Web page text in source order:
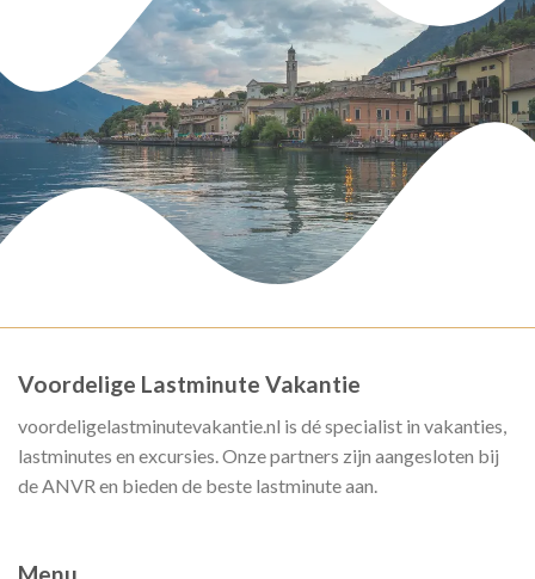
Voordelige Lastminute Vakantie
voordeligelastminutevakantie.nl is dé specialist in vakanties,
lastminutes en excursies. Onze partners zijn aangesloten bij
de ANVR en bieden de beste lastminute aan.